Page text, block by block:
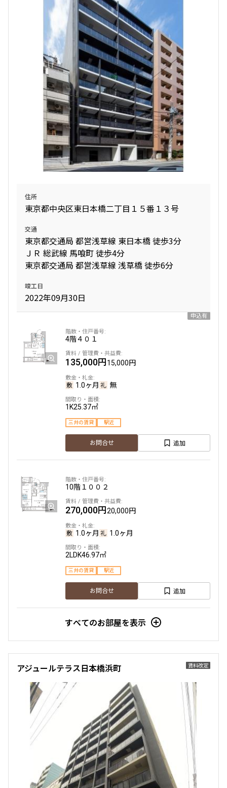
住所
東京都中央区東日本橋二丁目１５番１３号
交通
東京都交通局 都営浅草線 東日本橋 徒歩3分
ＪＲ 総武線 馬喰町 徒歩4分
東京都交通局 都営浅草線 浅草橋 徒歩6分
竣工日
2022年09月30日
申込有
4階４０１
135,000円15,000円
1.0ヶ月 無
1K25.37㎡
三井の賃貸 駅近
お問合せ 追加
10階１００２
270,000円20,000円
1.0ヶ月 1.0ヶ月
2LDK46.97㎡
三井の賃貸 駅近
お問合せ 追加
すべてのお部屋を表示
賃料改定
アジュールテラス日本橋浜町